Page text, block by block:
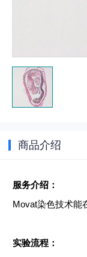
商品介绍
服务介绍：
Movat染色技术能
实验流程：